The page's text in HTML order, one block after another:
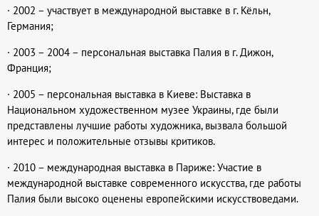
· 2002 – участвует в международной выставке в г. Кёльн,
Германия;
· 2003 – 2004 – персональная выставка Палия в г. Дижон,
Франция;
· 2005 – персональная выставка в Киеве: Выставка в
Национальном художественном музее Украины, где были
представлены лучшие работы художника, вызвала большой
интерес и положительные отзывы критиков.
· 2010 – международная выставка в Париже: Участие в
международной выставке современного искусства, где работы
Палия были высоко оценены европейскими искусствоведами.